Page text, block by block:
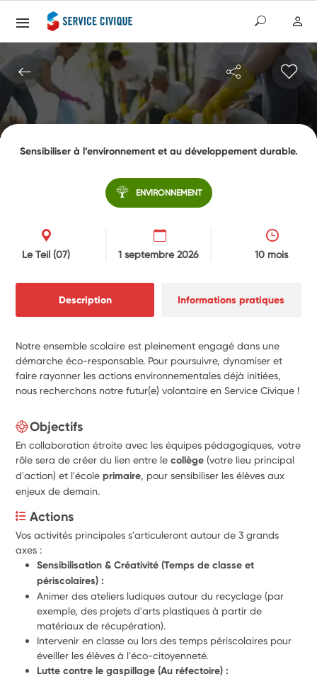
Sensibiliser à l’environnement et au développement durable.
ENVIRONNEMENT
Le Teil (07) 1 septembre 2026 10 mois
Description Informations pratiques
Notre ensemble scolaire est pleinement engagé dans une
démarche éco-responsable. Pour poursuivre, dynamiser et
faire rayonner les actions environnementales déjà initiées,
nous recherchons notre futur(e) volontaire en Service Civique !
Objectifs
En collaboration étroite avec les équipes pédagogiques, votre
rôle sera de créer du lien entre lecollège (votre lieu principal
d'action) et l'écoleprimaire, pour sensibiliser les élèves aux
enjeux de demain.
Actions
Vos activités principales s'articuleront autour de 3 grands
axes :
Sensibilisation & Créativité (Temps de classe et
périscolaires) :
Animer des ateliers ludiques autour du recyclage (par
exemple, des projets d'arts plastiques à partir de
matériaux de récupération).
Intervenir en classe ou lors des temps périscolaires pour
éveiller les élèves à l'éco-citoyenneté.
Lutte contre le gaspillage (Au réfectoire) :